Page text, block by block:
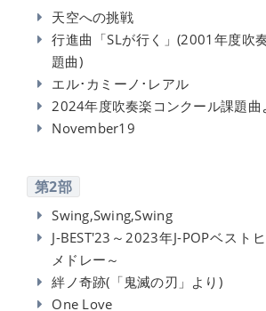
天空への挑戦
行進曲「SLが行く」(2001年度吹
題曲)
エル･カミーノ･レアル
2024年度吹奏楽コンクール課題曲
November19
第2部
Swing,Swing,Swing
J-BEST'23～2023年J-POPベスト
メドレー～
絆ノ奇跡(「鬼滅の刃」より)
One Love